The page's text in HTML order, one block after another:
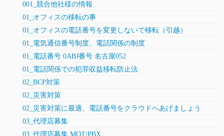
001_競合他社様の情報
01_オフィスの移転の事
01_オフィスの電話番号を変更しないで移転（引越）
01_電気通信番号制度、電話関係の制度
01_電話番号 0ABJ番号 名古屋052
01_電話関係での犯罪収益移転防止法
02_BCP対策
02_災害対策
02_災害対策に最適、電話番号をクラウドへあげましょう
03_代理店募集
03_代理店募集 MOT/PBX